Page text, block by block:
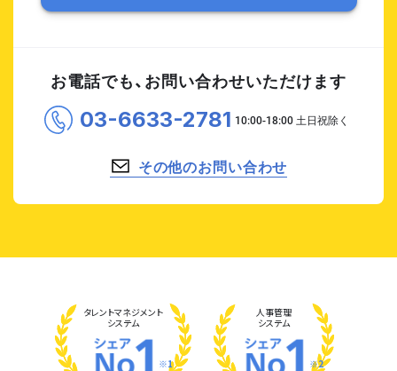
お電話でも、お問い合わせいただけます
03-6633-2781
その他のお問い合わせ
タレントマネジメント
システム
※1
人事管理
システム
※2